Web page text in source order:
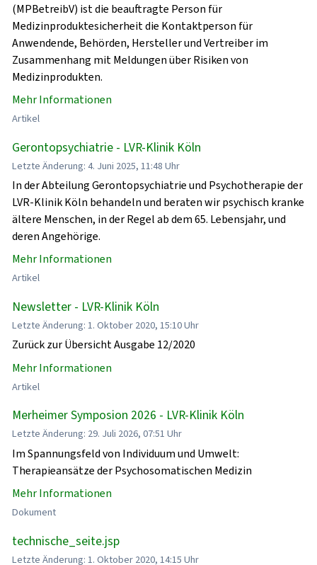
(MPBetreibV) ist die beauftragte Person für
Medizinproduktesicherheit die Kontaktperson für
Anwendende, Behörden, Hersteller und Vertreiber im
Zusammenhang mit Meldungen über Risiken von
Medizinprodukten.
Mehr Informationen
Artikel
Gerontopsychiatrie - LVR-Klinik Köln
Letzte Änderung: 4. Juni 2025, 11:48 Uhr
In der Abteilung Gerontopsychiatrie und Psychotherapie der
LVR-Klinik Köln behandeln und beraten wir psychisch kranke
ältere Menschen, in der Regel ab dem 65. Lebensjahr, und
deren Angehörige.
Mehr Informationen
Artikel
Newsletter - LVR-Klinik Köln
Letzte Änderung: 1. Oktober 2020, 15:10 Uhr
Zurück zur Übersicht Ausgabe 12/2020
Mehr Informationen
Artikel
Merheimer Symposion 2026 - LVR-Klinik Köln
Letzte Änderung: 29. Juli 2026, 07:51 Uhr
Im Spannungsfeld von Individuum und Umwelt:
Therapieansätze der Psychosomatischen Medizin
Mehr Informationen
Dokument
technische_seite.jsp
Letzte Änderung: 1. Oktober 2020, 14:15 Uhr